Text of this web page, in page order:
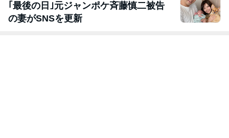
｢最後の日｣元ジャンポケ斉藤慎二被告
の妻がSNSを更新